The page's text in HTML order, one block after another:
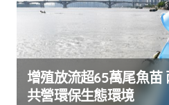
增殖放流超65萬尾魚苗
共營環保生態環境